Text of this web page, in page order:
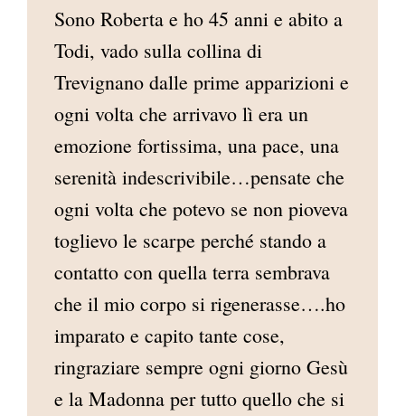
AREA RISERVATA
Sono Roberta e ho 45 anni e abito a
Todi, vado sulla collina di
Trevignano dalle prime apparizioni e
ogni volta che arrivavo lì era un
emozione fortissima, una pace, una
serenità indescrivibile…pensate che
ogni volta che potevo se non pioveva
toglievo le scarpe perché stando a
contatto con quella terra sembrava
che il mio corpo si rigenerasse….ho
imparato e capito tante cose,
ringraziare sempre ogni giorno Gesù
e la Madonna per tutto quello che si